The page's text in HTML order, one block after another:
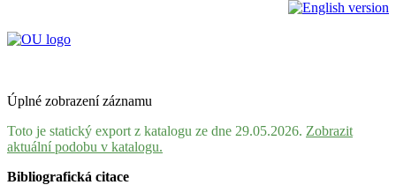
Úplné zobrazení záznamu
Toto je statický export z katalogu ze dne 29.05.2026. Zobrazit
aktuální podobu v katalogu.
Bibliografická citace